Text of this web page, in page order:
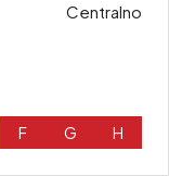
Centralno
F G H